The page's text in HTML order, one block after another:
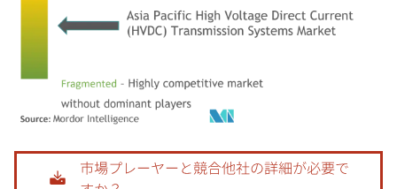
画像 © Mordor Intelligence。再利用にはCC BY 4.0の表示が必要です。